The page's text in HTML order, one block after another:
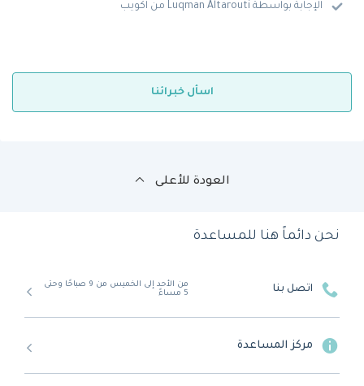
الإجابة بواسطة Luqman Altarouti من اكويب
اسأل خبرائنا
العودة للأعلى
نحن دائماً هنا للمساعدة
اتصل بنا
من الأحد إلى الخميس من 9 صباحًا وحتى
5 مساءً
مركز المساعدة